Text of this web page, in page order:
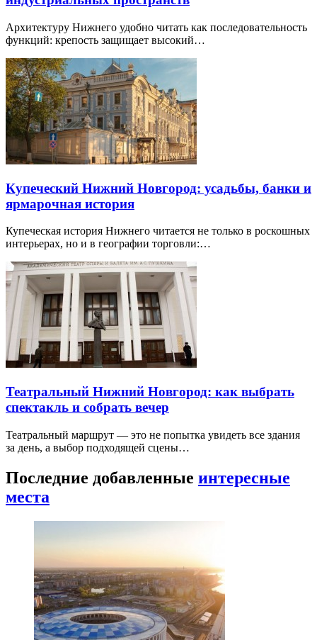
Архитектуру Нижнего удобно читать как последовательность
функций: крепость защищает высокий…
Купеческий Нижний Новгород: усадьбы, банки и
ярмарочная история
Купеческая история Нижнего читается не только в роскошных
интерьерах, но и в географии торговли:…
Театральный Нижний Новгород: как выбрать
спектакль и собрать вечер
Театральный маршрут — это не попытка увидеть все здания
за день, а выбор подходящей сцены…
Последние добавленные интересные
места